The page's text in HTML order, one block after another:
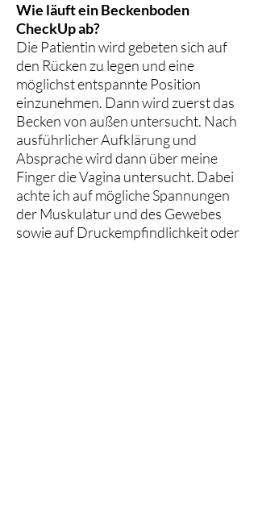
Wie läuft ein Beckenboden
CheckUp ab?
Die Patientin wird gebeten sich auf
den Rücken zu legen und eine
möglichst entspannte Position
einzunehmen. Dann wird zuerst das
Becken von außen untersucht. Nach
ausführlicher Aufklärung und
Absprache wird dann über meine
Finger die Vagina untersucht. Dabei
achte ich auf mögliche Spannungen
der Muskulatur und des Gewebes
sowie auf Druckempfindlichkeit oder